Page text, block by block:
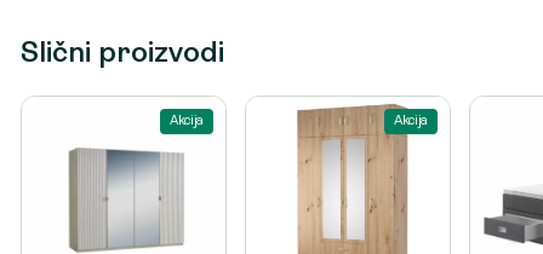
Slični proizvodi
Akcija Akcija